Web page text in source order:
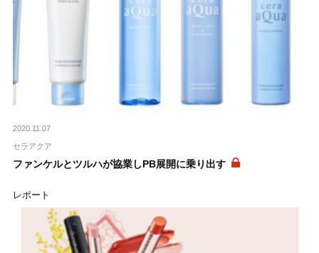
2020.11.07
セラアクア
ファンケルとツルハが協業しPB展開に乗り出す
レポート